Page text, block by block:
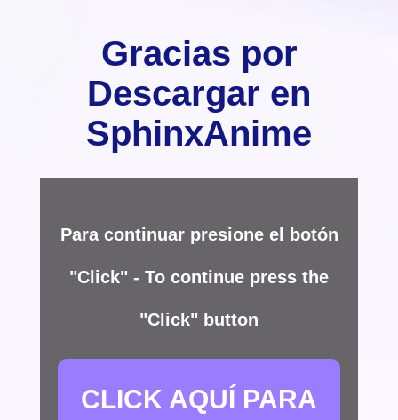
Gracias por
Descargar en
SphinxAnime
Para continuar presione el botón
"Click" - To continue press the
"Click" button
CLICK AQUÍ PARA